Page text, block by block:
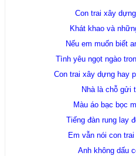
Con trai xây
Khát khao và
Nếu em muốn biết
Tình yêu ngọt ngào
Con trai xây dựng hay
Nhà là chỗ gửi
Màu áo bạc bọc
Tiếng đàn rung lay
Em vẫn nói con
Anh không dấu